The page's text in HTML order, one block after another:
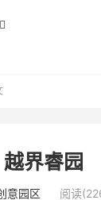

越界睿园
意园区 阅读